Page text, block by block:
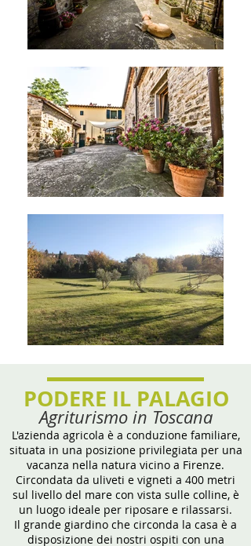
PODERE IL PALAGIO
Agriturismo in Toscana
L'azienda agricola è a conduzione familiare,
situata in una posizione privilegiata per una
vacanza nella natura vicino a Firenze.
Circondata da uliveti e vigneti a 400 metri
sul livello del mare con vista sulle colline, è
un luogo ideale per riposare e rilassarsi.
Il grande giardino che circonda la casa è a
disposizione dei nostri ospiti con una